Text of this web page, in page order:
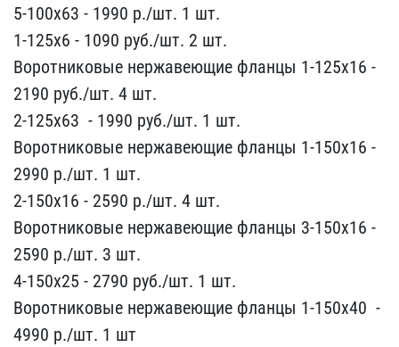
5-100х63 -​ 1990 р./шт. 1 шт.
1-125​х6 - 1090 руб./​шт. 2 шт.
Воротниковые н​ержавеющие фланцы 1-125х​16 -
2190 руб./​шт. 4 шт.
2-125х63 ​ - 1990 руб./шт. 1 шт.
В​оротниковые нержавеющие ​фланцы 1-150х16 -
29​90 р./шт. 1 шт.
2-150х16​ - 2590 р./шт. 4 шт.​
Воротниковые нержавеющи​е фланцы 3-150х16 - ​
2590 р./шт. 3 шт.
4-150х​25 - 2790 руб./шт. ​1 шт.
Воротниковые нержа​веющие фланцы 1-150х40 ​ -
4990 р./шт. 1 шт